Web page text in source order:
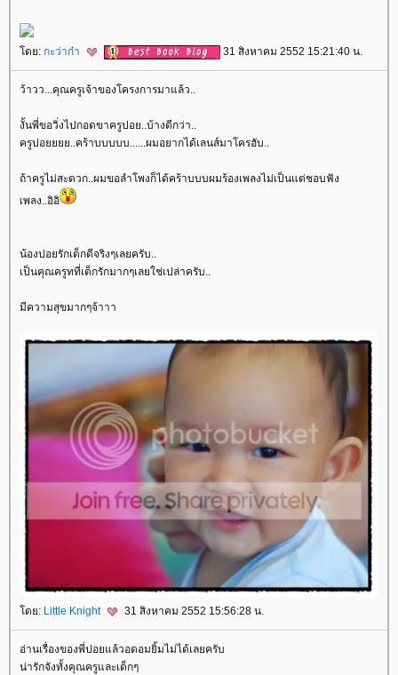
ดย: กะว่าก๋า 31 สิงหาคม 2552 15:21:40 น.
ว้าวว...คุณครูเจ้าของโครงการมาแล้ว..
งั้นพี่ขอวิ่งไปกอดขาครูปอย..บ้างดีกว่า..
ครูปอยยยย..คร้าบบบบบ......ผมอยากได้เลนส์มาโครฮับ..
ถ้าครูไม่สะดวก..ผมขอลำโพงก็ได้คร้าบบบผมร้องเพลงไม่เป็นแต่ชอบฟัง
เพลง..อิอิ
น้องปอยรักเด็กดีจริงๆเลยครับ..
เป็นคุณครูทที่เด็กรักมากๆเลยใช่เปล่าครับ..
มีความสุขมากๆจ้าาา
ดย: Little Knight 31 สิงหาคม 2552 15:56:28 น.
อ่านเรื่องของพี่ปอยแล้วอดอมยิ้มไม่ได้เลยครับ
น่ารักจังทั้งคุณครูและเด็กๆ